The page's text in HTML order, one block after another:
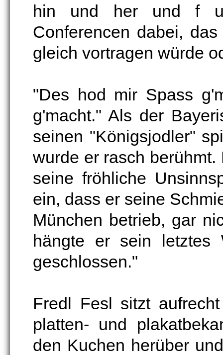
hin und her und f
Conferencen dabei,
gleich vortragen würde
"Des hod mir Spass
g'macht." Als der
seinen "Königsjodler"
wurde er rasch
seine fröhliche
ein, dass er seine
München betrieb, gar
hängte er sein letztes
geschlossen."
Fredl Fesl sitzt
platten- und
den Kuchen herüber